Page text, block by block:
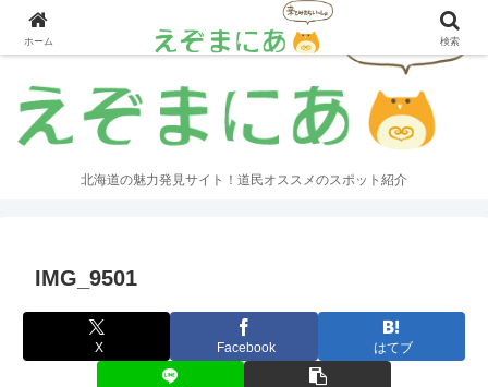
北海道の魅力発見サイト！道民オススメのスポット紹介
IMG_9501
X Facebook はてブ
ホーム 検索